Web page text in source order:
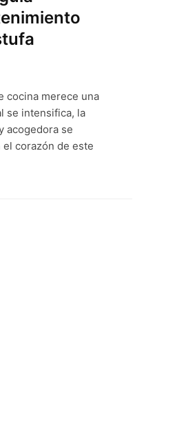
cocina merece una
se intensifica, la
acogedora se
corazón de este